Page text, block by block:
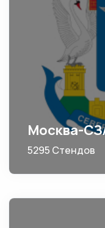
Москва-
5295 Стендов